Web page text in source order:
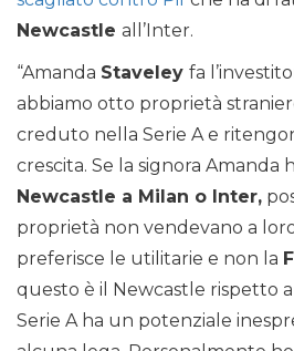
Newcastle all’Inter.
“Amanda Staveley fa
abbiamo otto proprietà
creduto nella Serie A e
crescita. Se la signora Amanda
Newcastle a Milan o Inter,
proprietà non vendevano a
preferisce le utilitarie e non la
questo è il Newcastle rispetto a
Serie A ha un potenziale